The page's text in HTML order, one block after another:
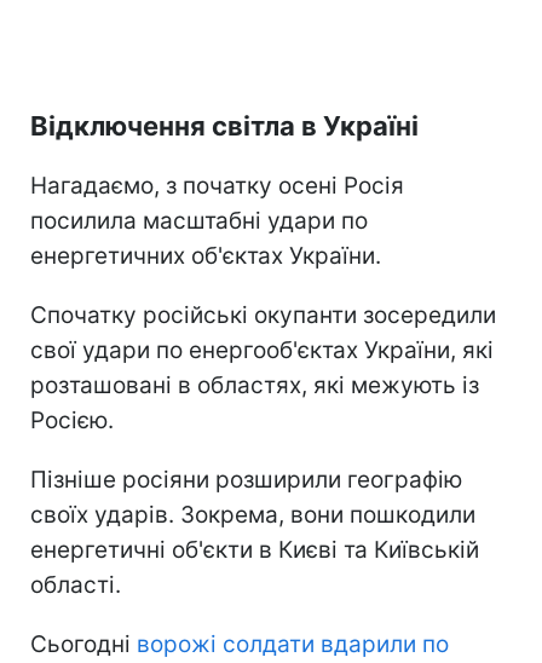
Відключення світла в Україні
Нагадаємо, з початку осені Росія
посилила масштабні удари по
енергетичних об'єктах України.
Спочатку російські окупанти зосередили
свої удари по енергооб'єктах України, які
розташовані в областях, які межують із
Росією.
Пізніше росіяни розширили географію
своїх ударів. Зокрема, вони пошкодили
енергетичні об'єкти в Києві та Київській
області.
Сьогодні ворожі солдати вдарили по